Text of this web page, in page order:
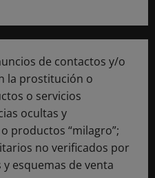
de contactos y/o
la prostitución o
o servicios
ocultas y
productos “milagro”;
no verificados por
esquemas de venta